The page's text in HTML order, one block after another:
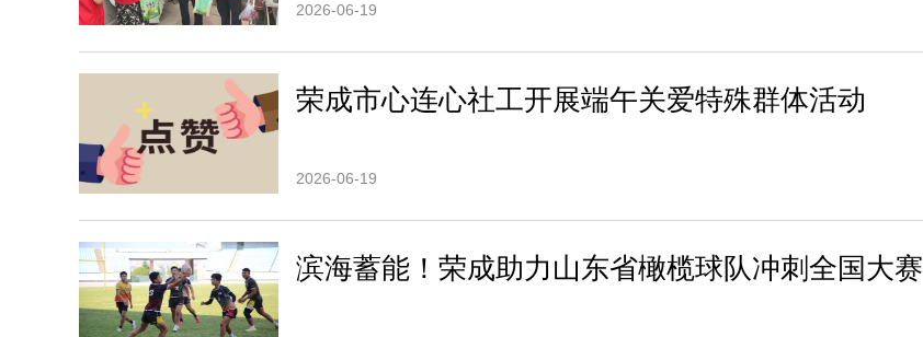
2026-06-19
荣成市心连心社工开展端午关爱特殊群体活动
2026-06-19
滨海蓄能！荣成助力山东省橄榄球队冲刺全国大赛